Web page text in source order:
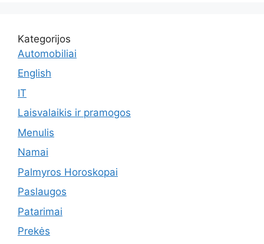
Kategorijos
Automobiliai
English
IT
Laisvalaikis ir pramogos
Menulis
Namai
Palmyros Horoskopai
Paslaugos
Patarimai
Prekės